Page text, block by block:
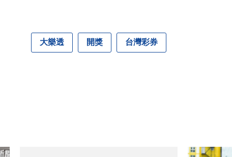
大樂透 開獎 台灣彩券